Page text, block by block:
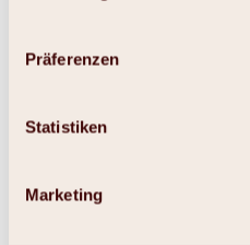
Präferenzen
Statistiken
Marketing